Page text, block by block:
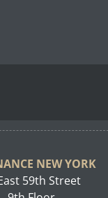
NEW YORK
59th Street